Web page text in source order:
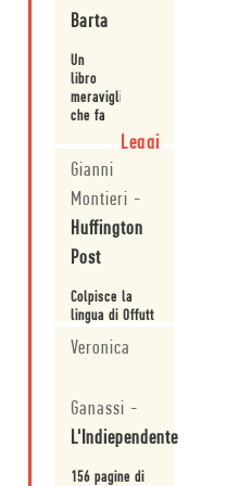
marchio di
potente e
Barta
Un
libro
meraviglioso
che fa
fanno i
grandi
classici:
non
smetterà
mai di
Leggi
Gianni
Montieri -
Huffington
Post
Colpisce la
lingua di Offutt
splendidamente
asciutta fino
all'osso ma
che non
con il
Veronica
Ganassi -
L'Indiependente
156 pagine di